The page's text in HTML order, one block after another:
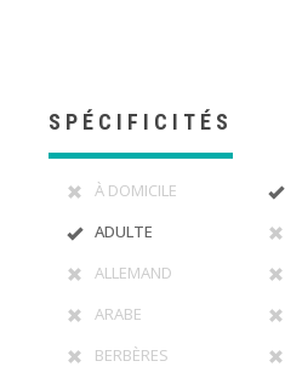
SPÉCIFICITÉS
À DOMICILE
ADULTE
ALLEMAND
ARABE
BERBÈRES